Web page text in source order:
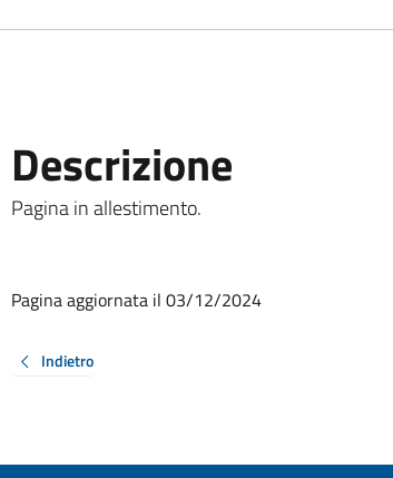
Descrizione
Pagina in allestimento.
Pagina aggiornata il 03/12/2024
Indietro